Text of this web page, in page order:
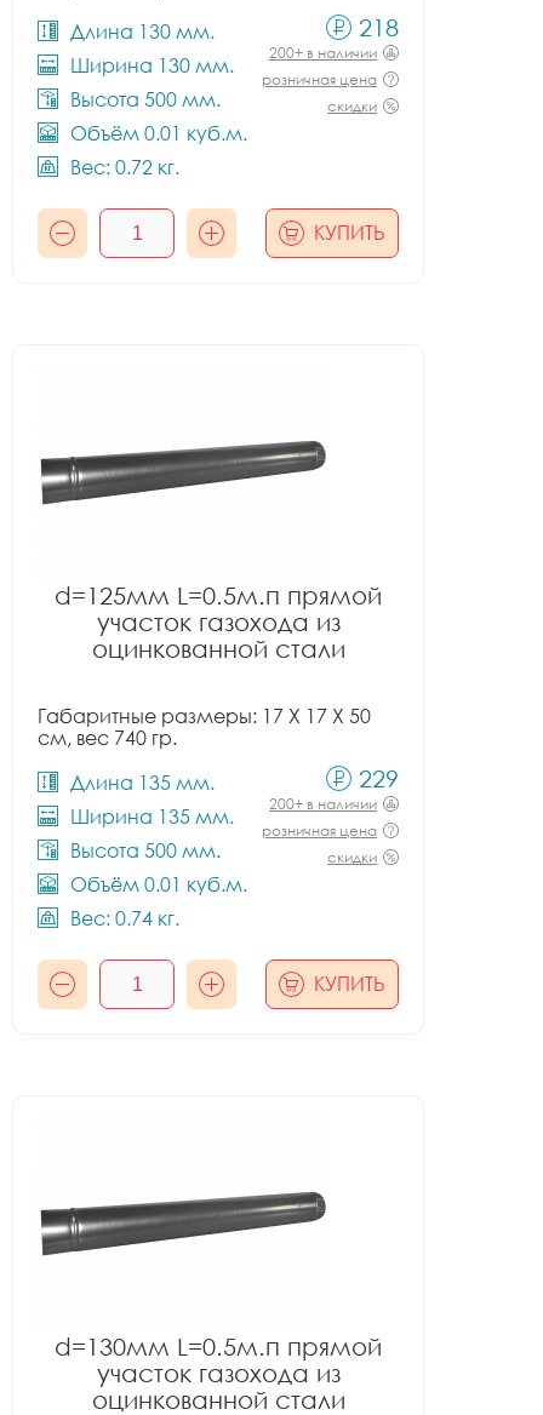
Длина 130 мм.
Ширина 130 мм.
Высота 500 мм.
Объём 0.01 куб.м.
Вес: 0.72 кг.
218
200+ в наличии
розничная цена
скидки
КУПИТЬ
d=125мм L=0.5м.п прямой
участок газохода из
оцинкованной стали
Габаритные размеры: 17 X 17 X 50
см, вес 740 гр.
Длина 135 мм.
Ширина 135 мм.
Высота 500 мм.
Объём 0.01 куб.м.
Вес: 0.74 кг.
229
200+ в наличии
розничная цена
скидки
КУПИТЬ
d=130мм L=0.5м.п прямой
участок газохода из
оцинкованной стали